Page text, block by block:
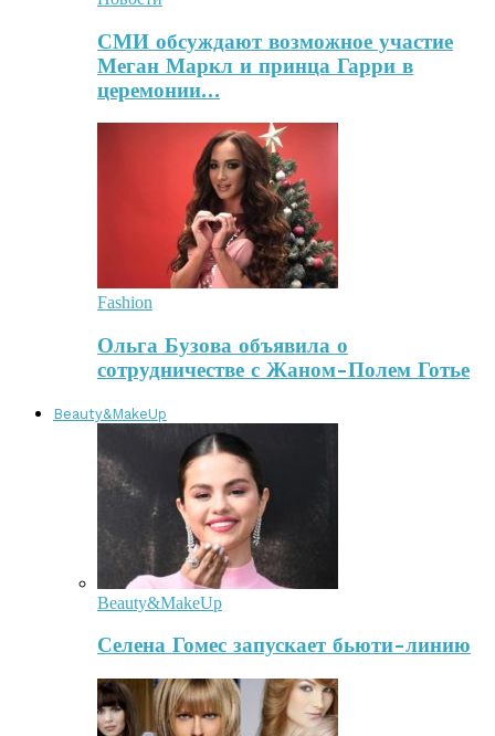
СМИ обсуждают возможное участие
Меган Маркл и принца Гарри в
церемонии…
Fashion
Ольга Бузова объявила о
сотрудничестве с Жаном-Полем Готье
Beauty&MakeUp
Beauty&MakeUp
Селена Гомес запускает бьюти-линию